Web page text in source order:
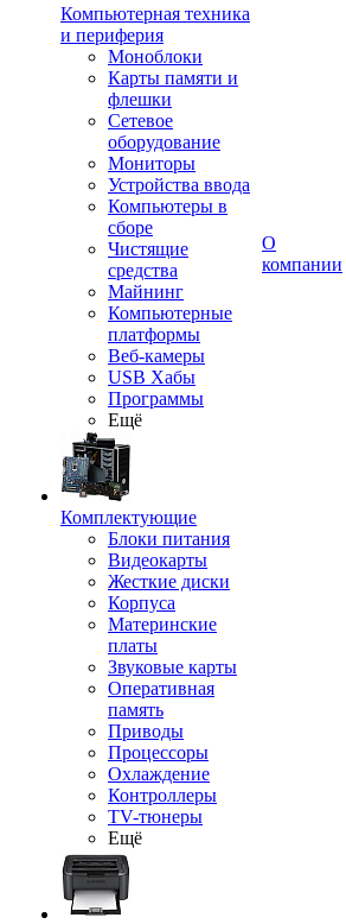
Компьютерная техника
и периферия
Моноблоки
Карты памяти и
флешки
Сетевое
оборудование
Мониторы
Устройства ввода
Компьютеры в
сборе
Чистящие
средства
Майнинг
Компьютерные
платформы
Веб-камеры
USB Хабы
Программы
Ещё
Комплектующие
Блоки питания
Видеокарты
Жесткие диски
Корпуса
Материнские
платы
Звуковые карты
Оперативная
память
Приводы
Процессоры
Охлаждение
Контроллеры
TV-тюнеры
Ещё
О
компании